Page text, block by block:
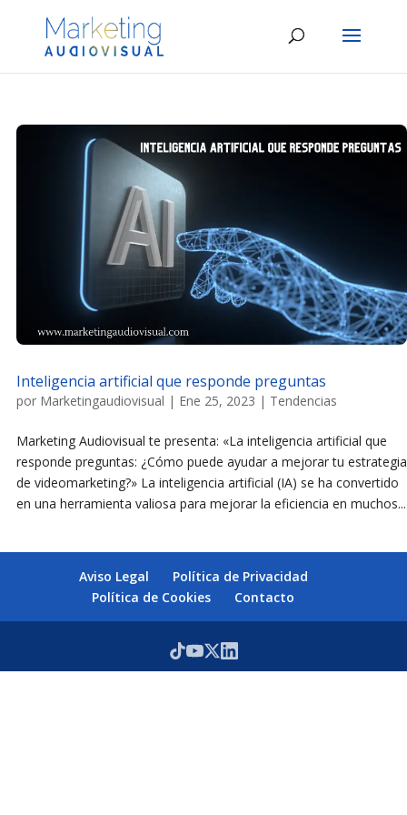
Inteligencia artificial que responde preguntas
por Marketingaudiovisual | Ene 25, 2023 | Tendencias
Marketing Audiovisual te presenta: «La inteligencia artificial que
responde preguntas: ¿Cómo puede ayudar a mejorar tu estrategia
de videomarketing?» La inteligencia artificial (IA) se ha convertido
en una herramienta valiosa para mejorar la eficiencia en muchos...
Aviso Legal
Política de Privacidad
Política de Cookies
Contacto